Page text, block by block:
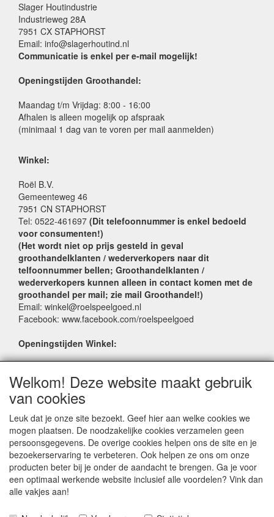
Slager Houtindustrie
Industrieweg 28A
7951 CX STAPHORST
Email: info@slagerhoutind.nl
Communicatie is enkel per e-mail mogelijk!
Openingstijden Groothandel:
Maandag t/m Vrijdag: 8:00 - 16:00
Afhalen is alleen mogelijk op afspraak
(minimaal 1 dag van te voren per mail aanmelden)
Winkel:
Roël B.V.
Gemeenteweg 46
7951 CN STAPHORST
Tel: 0522-461697 (Dit telefoonnummer is enkel bedoeld
voor consumenten!)
(Het wordt niet op prijs gesteld in geval
groothandelklanten / wederverkopers naar dit
telfoonnummer bellen; Groothandelklanten /
wederverkopers kunnen alleen in contact komen met de
groothandel per mail; zie mail Groothandel!)
Email: winkel@roelspeelgoed.nl
Facebook: www.facebook.com/roelspeelgoed
Openingstijden Winkel:
Zaterdag: 9:00 - 17:00
Donderdagavond koopavond: 19:00 - 21:00
SERVICE
Verkoopadressen
Webwinkels
Bestelvoorwaarden
Partner Groothandels
Algemene voorwaarden
Welkom! Deze website maakt gebruik
van cookies
Leuk dat je onze site bezoekt. Geef hier aan welke cookies we
mogen plaatsen. De noodzakelijke cookies verzamelen geen
persoonsgegevens. De overige cookies helpen ons de site en je
bezoekerservaring te verbeteren. Ook helpen ze ons om onze
producten beter bij je onder de aandacht te brengen. Ga je voor
een optimaal werkende website inclusief alle voordelen? Vink dan
alle vakjes aan!